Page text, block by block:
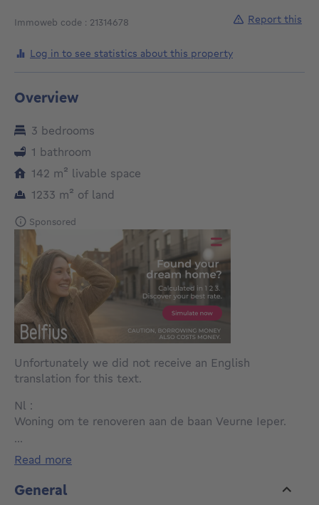
Immoweb code : 21314678
Log in to see statistics about this property
Report this
Overview
3 bedrooms
1 bathroom
142 m² square meters
livable space
1233 m² square meters
of land
Sponsored
Unfortunately we did not receive an English
translation for this text.
Nl :
Woning om te renoveren aan de baan Veurne Ieper.
De pachters hebben vrijwillig en onherroepelijk
afstand gedaan van hun pachtrechten op een deel van
het perceel gelegen aan de Hoogstadestraat 2 te
Alveringem (sectie C, perceelnummer 1720/00A000).
...
read more
General